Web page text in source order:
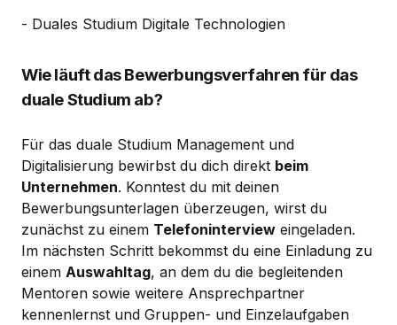
- Duales Studium Digitale Technologien
Wie läuft das Bewerbungsverfahren für das
duale Studium ab?
Für das duale Studium Management und
Digitalisierung bewirbst du dich direkt beim
Unternehmen. Konntest du mit deinen
Bewerbungsunterlagen überzeugen, wirst du
zunächst zu einem Telefoninterview eingeladen.
Im nächsten Schritt bekommst du eine Einladung zu
einem Auswahltag, an dem du die begleitenden
Mentoren sowie weitere Ansprechpartner
kennenlernst und Gruppen- und Einzelaufgaben